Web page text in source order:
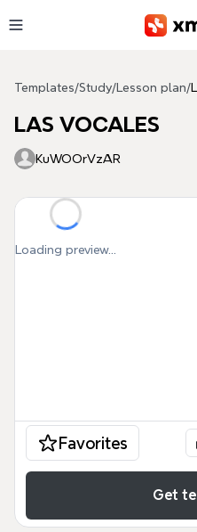
Templates/Study/ Lesson plan/
LAS VOCALES
KuWOOrVzAR
Loading preview...
Favorites
Get